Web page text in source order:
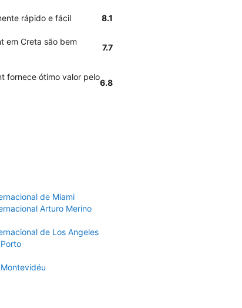
rápido e fácil 8.1
em Creta são bem
7.7
fornece ótimo valor pelo
6.8
de Miami
Arturo Merino
de Los Angeles